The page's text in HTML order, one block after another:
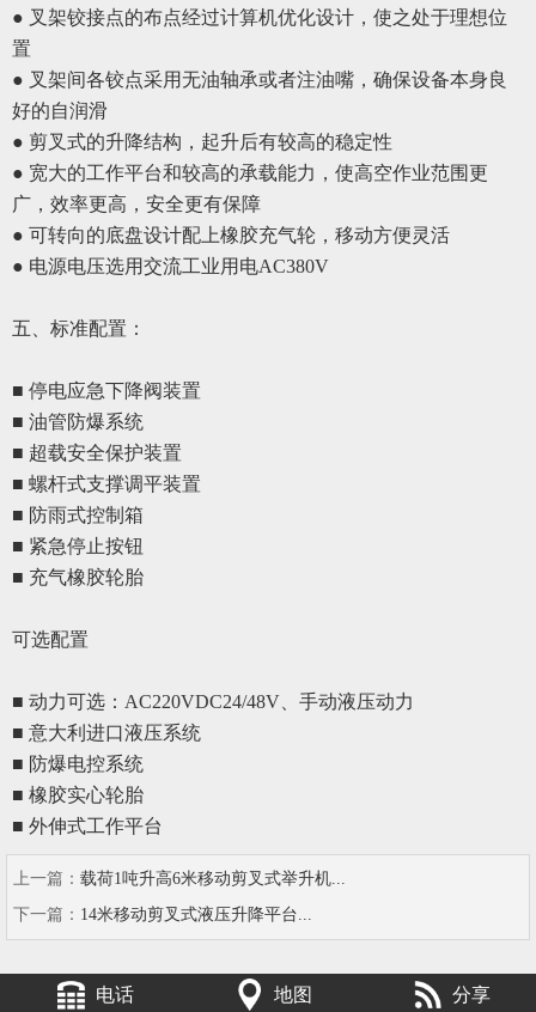
● 叉架铰接点的布点经过计算机优化设计，使之处于理想位
置
● 叉架间各铰点采用无油轴承或者注油嘴，确保设备本身良
好的自润滑
● 剪叉式的升降结构，起升后有较高的稳定性
● 宽大的工作平台和较高的承载能力，使高空作业范围更
广，效率更高，安全更有保障
● 可转向的底盘设计配上橡胶充气轮，移动方便灵活
● 电源电压选用交流工业用电AC380V
五、 标准配置 ：
■ 停电应急下降阀装置
■ 油管防爆系统
■ 超载安全保护装置
■ 螺杆式支撑调平装置
■ 防雨式控制箱
■ 紧急停止按钮
■ 充气橡胶轮胎
可选配置
■ 动力可选：AC220VDC24/48V、手动液压动力
■ 意大利进口液压系统
■ 防爆电控系统
■ 橡胶实心轮胎
■ 外伸式工作平台
上一篇： 载荷1吨升高6米移动剪叉式举升机...
下一篇： 14米移动剪叉式液压升降平台...
电话 地图 分享